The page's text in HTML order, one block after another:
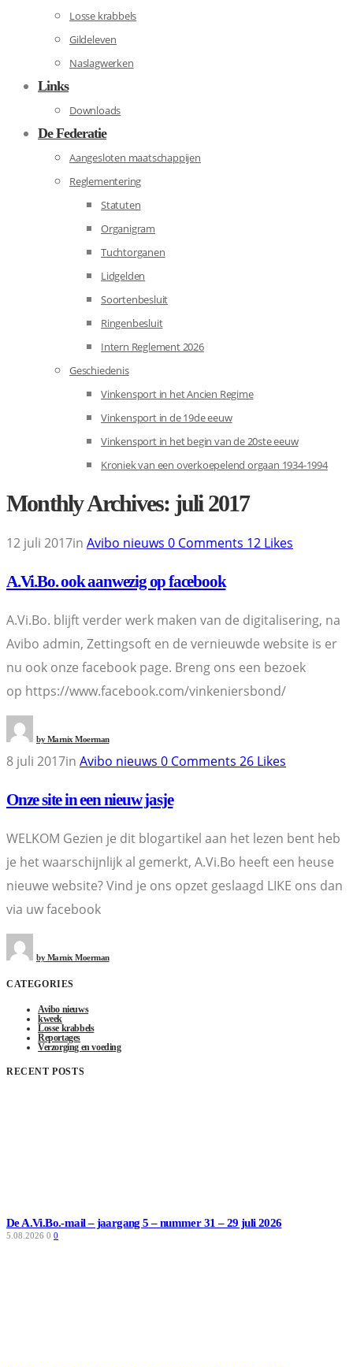
Losse krabbels
Gildeleven
Naslagwerken
Links
Downloads
De Federatie
Aangesloten maatschappijen
Reglementering
Statuten
Organigram
Tuchtorganen
Lidgelden
Soortenbesluit
Ringenbesluit
Intern Reglement 2026
Geschiedenis
Vinkensport in het Ancien Regime
Vinkensport in de 19de eeuw
Vinkensport in het begin van de 20ste eeuw
Kroniek van een overkoepelend orgaan 1934-1994
Monthly Archives: juli 2017
12 juli 2017in Avibo nieuws 0 Comments 12 Likes
A.Vi.Bo. ook aanwezig op facebook
A.Vi.Bo. blijft verder werk maken van de digitalisering, na
Avibo admin, Zettingsoft en de vernieuwde website is er
nu ook onze facebook page. Breng ons een bezoek
op https://www.facebook.com/vinkeniersbond/
byMarnix Moerman
8 juli 2017in Avibo nieuws 0 Comments 26 Likes
Onze site in een nieuw jasje
WELKOM Gezien je dit blogartikel aan het lezen bent heb
je het waarschijnlijk al gemerkt, A.Vi.Bo heeft een heuse
nieuwe website? Vind je ons opzet geslaagd LIKE ons dan
via uw facebook
byMarnix Moerman
CATEGORIES
Avibo nieuws
kweek
Losse krabbels
Reportages
Verzorging en voeding
RECENT POSTS
De A.Vi.Bo.-mail – jaargang 5 – nummer 31 – 29 juli 2026
5.08.2026 0 0